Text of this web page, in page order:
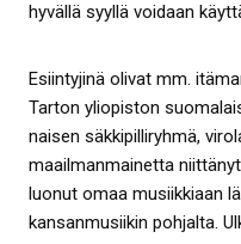
hyvällä syyllä voidaan
Esiintyjinä olivat mm.
Tarton yliopiston
naisen säkkipilliryhmä,
maailmanmainetta
luonut omaa musiikkiaan
kansanmusiikin pohjalta.